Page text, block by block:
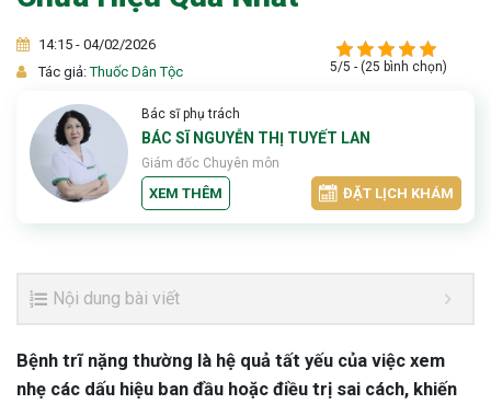
14:15 - 04/02/2026
Tác giả:Thuốc Dân Tộc 5/5 - (25 bình chọn)
Bác sĩ phụ trách
BÁC SĨ NGUYỄN THỊ TUYẾT LAN
Giám đốc Chuyên môn
XEM THÊM ĐẶT LỊCH KHÁM
Nội dung bài viết
Bệnh trĩ nặng thường là hệ quả tất yếu của việc xem
nhẹ các dấu hiệu ban đầu hoặc điều trị sai cách, khiến